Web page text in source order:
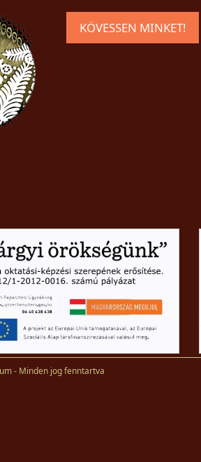
KÖVESSEN MINKET!
- Minden jog fenntartva